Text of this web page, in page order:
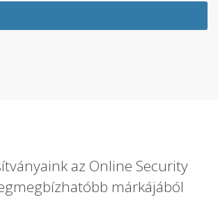
az Online Security
márkájából